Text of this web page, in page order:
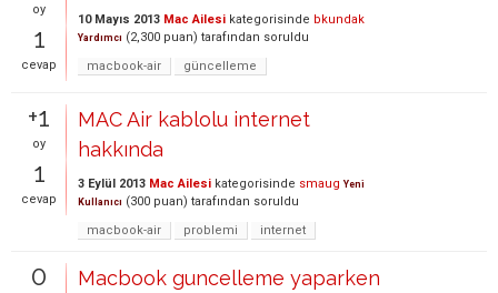
oy
1
cevap
10 Mayıs 2013 Mac Ailesi kategorisinde bkundak
Yardımcı (2,300 puan) tarafından soruldu
macbook-air
güncelleme
+1
oy
1
cevap
MAC Air kablolu internet
hakkında
3 Eylül 2013 Mac Ailesi kategorisinde smaug Yeni
Kullanıcı (300 puan) tarafından soruldu
macbook-air
problemi internet
0
Macbook guncelleme yaparken